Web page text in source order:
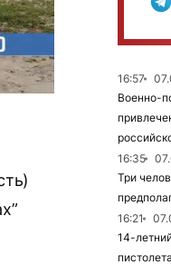
16:57
Военно-
16:35
Три
16:21
14-